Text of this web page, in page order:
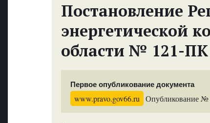
Постановление
энергетической
области № 121-ПК
Первое опубликование документа
www.pravo.gov66.ru Опубликование №